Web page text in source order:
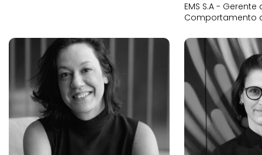
EMS S.A -
Comportamento